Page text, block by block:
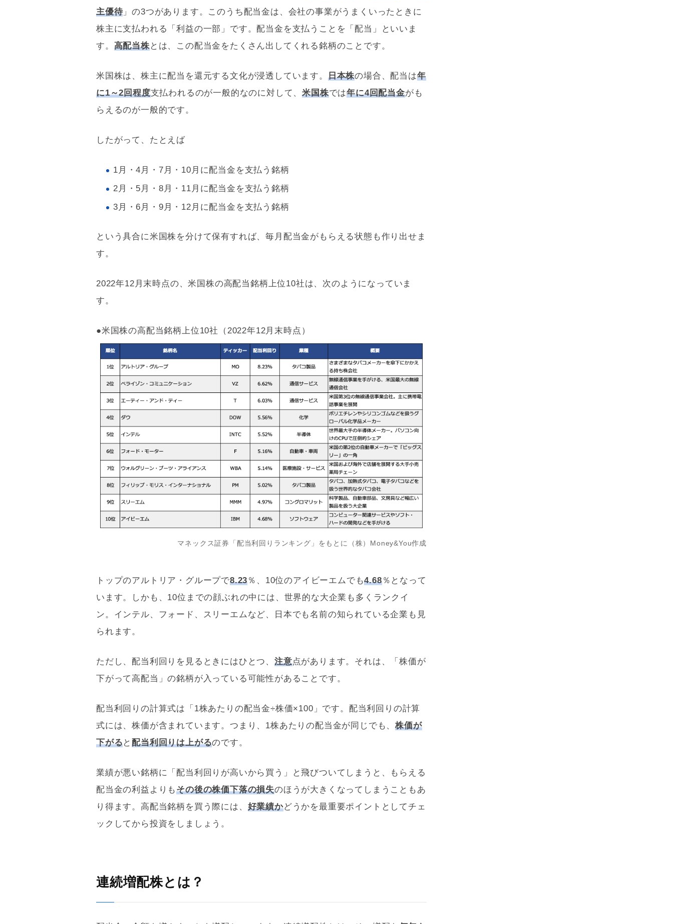
主優待」の3つがあります。このうち配当金は、会社の事業がうまくいったときに
株主に支払われる「利益の一部」です。配当金を支払うことを「配当」といいま
す。 高配当株とは、この配当金をたくさん出してくれる銘柄のことです。
米国株は、株主に配当を還元する文化が浸透しています。 日本株の場合、配当は年
に1～2回程度支払われるのが一般的なのに対して、米国株では年に4回配当金がも
らえるのが一般的です。
したがって、たとえば
1月・4月・7月・10月に配当金を支払う銘柄
2月・5月・8月・11月に配当金を支払う銘柄
3月・6月・9月・12月に配当金を支払う銘柄
という具合に米国株を分けて保有すれば、毎月配当金がもらえる状態も作り出せま
す。
2022年12月末時点の、米国株の高配当銘柄上位10社は、次のようになっていま
す。
●米国株の高配当銘柄上位10社（2022年12月末時点）
マネックス証券「配当利回り ランキング」をもとに（株）Money&You作成
トップのアルトリア・グループで8.23％、10位のアイビーエムでも4.68％となって
います。しかも、10位までの顔ぶれの中には、世界的な大企業も多くランクイ
ン。インテル、フォード、スリーエムなど、日本でも名前の知られている企業も見
られます。
ただし、配当利回り を見るときにはひとつ、注意点があります。それは、「株価が
下がって高配当」の銘柄が入っている可能性があることです。
配当利回りの計算式は「1株あたりの配当金÷株価×100」です。配当利回り の計算
式には、株価が含まれています。つまり、1株あたりの配当金が同じでも、株価が
下がると配当利回りは上がるのです。
業績が悪い銘柄に「配当利回り が高いから買う」と飛びついてしまうと、もらえる
配当金の利益よりもその後の株価下落の損失のほうが大きくなってしまうこともあ
り得ます。高配当銘柄を買う際には、 好業績かどうかを最重要ポイントとしてチェ
ックしてから投資をしましょう。
連続増配株とは？